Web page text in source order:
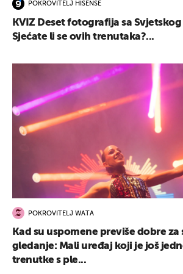
POKROVITELJ HISENSE
KVIZ Deset fotografija sa
Sjećate li se ovih trenutaka?...
POKROVITELJ WATA
Kad su uspomene previše dobre za
gledanje: Mali uređaj koji je još
trenutke s ple...